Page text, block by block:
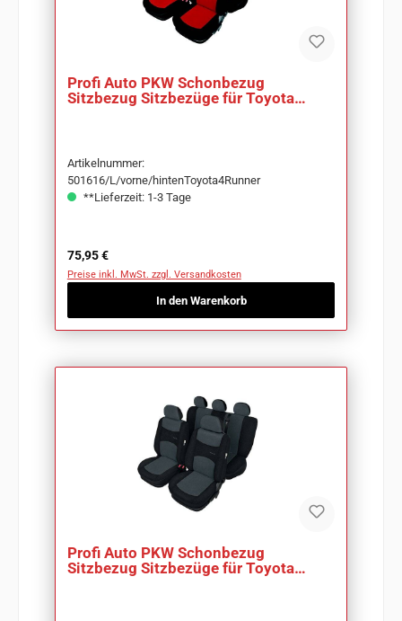
Profi Auto PKW Schonbezug
Sitzbezug Sitzbezüge für Toyota
Artikelnummer:
501616/L/vorne/hintenToyota4Runner
**Lieferzeit: 1-3 Tage
Regulärer Preis:
75,95 €
Preise inkl. MwSt. zzgl. Versandkosten
In den Warenkorb
Profi Auto PKW Schonbezug
Sitzbezug Sitzbezüge für Toyota